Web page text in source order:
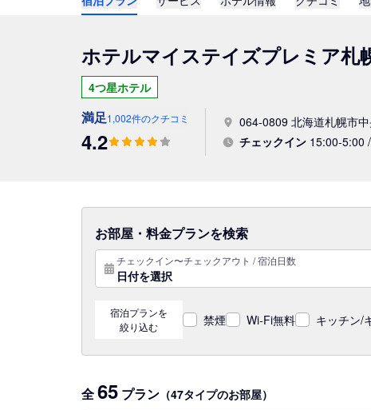
ホテルマイステイズプレミア札
4つ星ホテル
064-0809 北海道札幌市
チェックイン 15:00-5:00 /
満足1,002件のクチコミ
4.2
お部屋・料金プランを検索
チェックイン〜チェックアウト / 宿泊日数
日付を選択
宿泊プランを
絞り込む
禁煙 Wi-Fi無料 キッチン/
全65 プラン （47タイプのお部屋）